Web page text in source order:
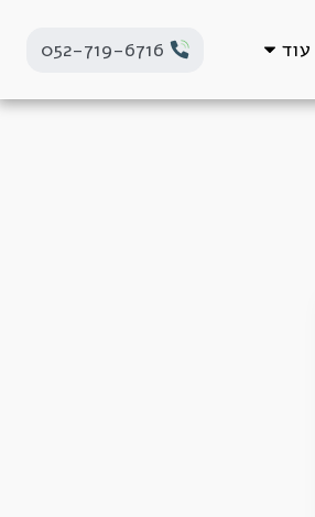
עוד 052-719-6716